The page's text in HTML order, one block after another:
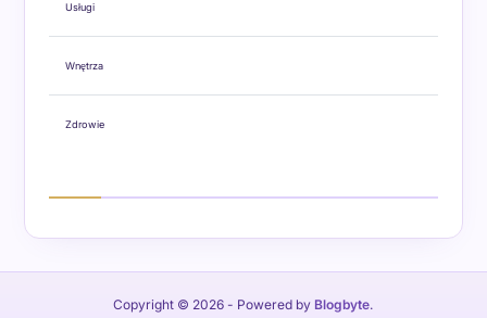
Usługi
Wnętrza
Zdrowie
Copyright © 2026 - Powered by Blogbyte.